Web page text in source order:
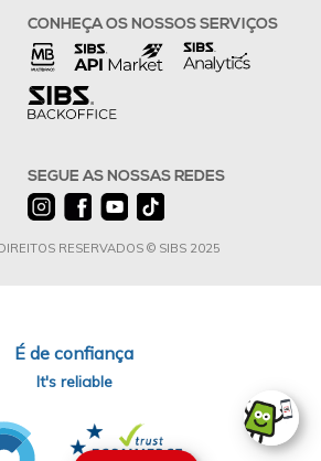
CONHEÇA OS NOSSOS SERVIÇOS
SEGUE AS NOSSAS REDES
RESERVADOS © SIBS 2025
É de confiança
It's reliable